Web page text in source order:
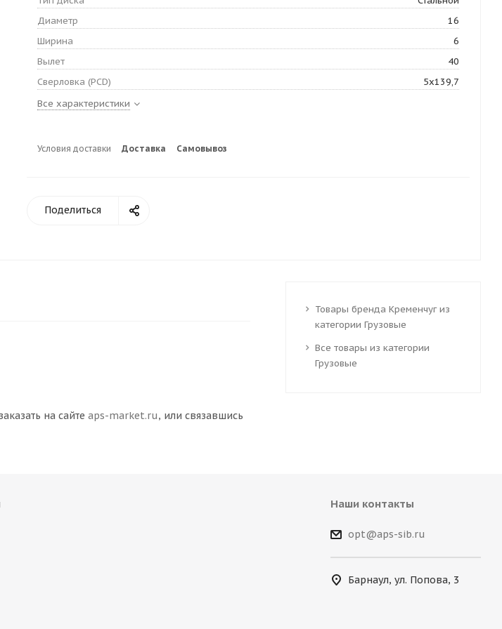
Диаметр
16
Ширина
6
Вылет
40
Сверловка (PCD)
5х139,7
Все характеристики
Условия доставки Доставка Самовывоз
Поделиться
на сайте aps-market.ru, или связавшись
Товары бренда Кременчуг из
категории Грузовые
Все товары из категории
Грузовые
Наши контакты
opt@aps-sib.ru
Барнаул, ул. Попова, 3